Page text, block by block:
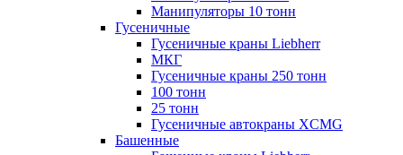
Манипуляторы 10 тонн
Гусеничные
Гусеничные краны Liebherr
МКГ
Гусеничные краны 250 тонн
100 тонн
25 тонн
Гусеничные автокраны XCMG
Башенные